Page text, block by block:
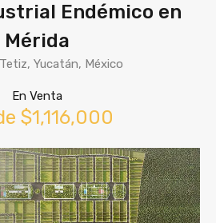
Endémico en
Mérida
Yucatán, México
En Venta
$1,116,000